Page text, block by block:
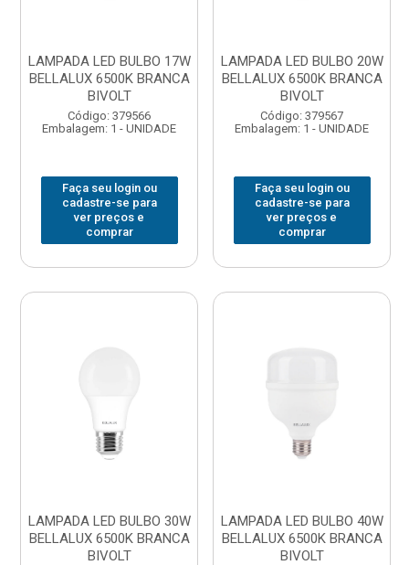
LAMPADA LED BULBO 17W
BELLALUX 6500K BRANCA
BIVOLT
Código: 379566
Embalagem: 1 - UNIDADE
Faça seu login ou
cadastre-se para
ver preços e
comprar
LAMPADA LED BULBO 20W
BELLALUX 6500K BRANCA
BIVOLT
Código: 379567
Embalagem: 1 - UNIDADE
Faça seu login ou
cadastre-se para
ver preços e
comprar
LAMPADA LED BULBO 30W
BELLALUX 6500K BRANCA
BIVOLT
LAMPADA LED BULBO 40W
BELLALUX 6500K BRANCA
BIVOLT